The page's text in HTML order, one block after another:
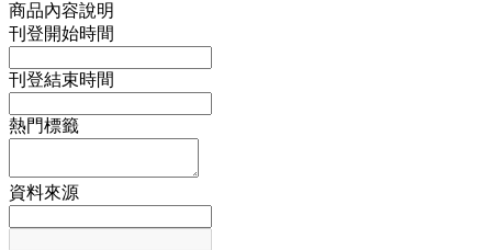
商品內容說明
刊登開始時間
刊登結束時間
熱門標籤
資料來源